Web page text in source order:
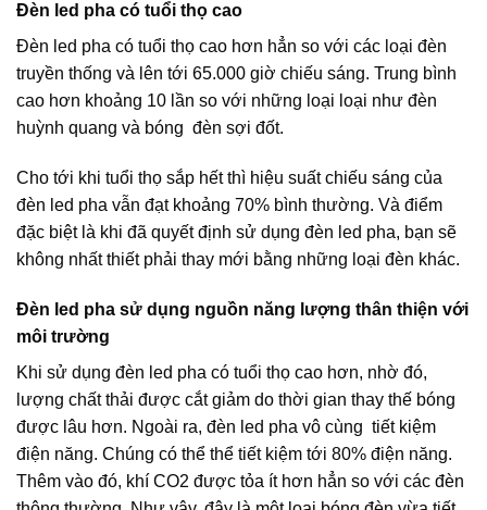
Đèn led pha có tuổi thọ cao
Đèn led pha có tuổi thọ cao hơn hẳn so với các loại đèn
truyền thống và lên tới 65.000 giờ chiếu sáng. Trung bình
cao hơn khoảng 10 lần so với những loại loại như đèn
huỳnh quang và bóng đèn sợi đốt.
Cho tới khi tuổi thọ sắp hết thì hiệu suất chiếu sáng của
đèn led pha vẫn đạt khoảng 70% bình thường. Và điểm
đặc biệt là khi đã quyết định sử dụng đèn led pha, bạn sẽ
không nhất thiết phải thay mới bằng những loại đèn khác.
Đèn led pha sử dụng nguồn năng lượng thân thiện với
môi trường
Khi sử dụng đèn led pha có tuổi thọ cao hơn, nhờ đó,
lượng chất thải được cắt giảm do thời gian thay thế bóng
được lâu hơn. Ngoài ra, đèn led pha vô cùng tiết kiệm
điện năng. Chúng có thể thể tiết kiệm tới 80% điện năng.
Thêm vào đó, khí CO2 được tỏa ít hơn hẳn so với các đèn